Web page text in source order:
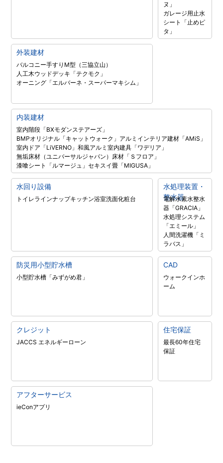
ヌ」
ガレージ用止水
シート「止めピ
タ」
外装建材
バルコニー手すりM型（三協立山）
人工木ウッドデッキ「テクモク」
オーニング「エルバーネ・スーパーマキシム」
内装建材
室内階段「BXモダンステアーズ」
BMPオリジナル「キャットウォーク」 アルミインテリア建材「AMiS」
室内ドア「LiVERNO」和風アルミ室内建具「ワデリア」
無垢床材（ユニバーサルジャパン） 床材「Ｓフロア」
漆喰シート「ルマージュ」セキスイ畳「MIGUSA」
水回り設備
トイレラインナップキッチン浴室洗面化粧台
水処理装置・
整水器
電解水素水整水
器「GRACIA」
水処理システム
「エミール」
人間洗濯機「ミ
ラバス」
防災用小型貯水槽
小型貯水槽「みずがめ君」
CAD
ウォークインホ
ーム
クレジット
JACCS エネルギーローン
住宅保証
最長60年住宅
保証
アフターサービス
ieConアプリ